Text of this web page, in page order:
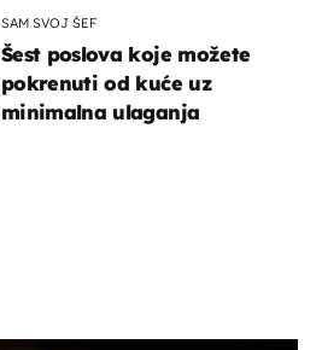
SAM SVOJ ŠEF
Šest poslova koje možete
pokrenuti od kuće uz
minimalna ulaganja